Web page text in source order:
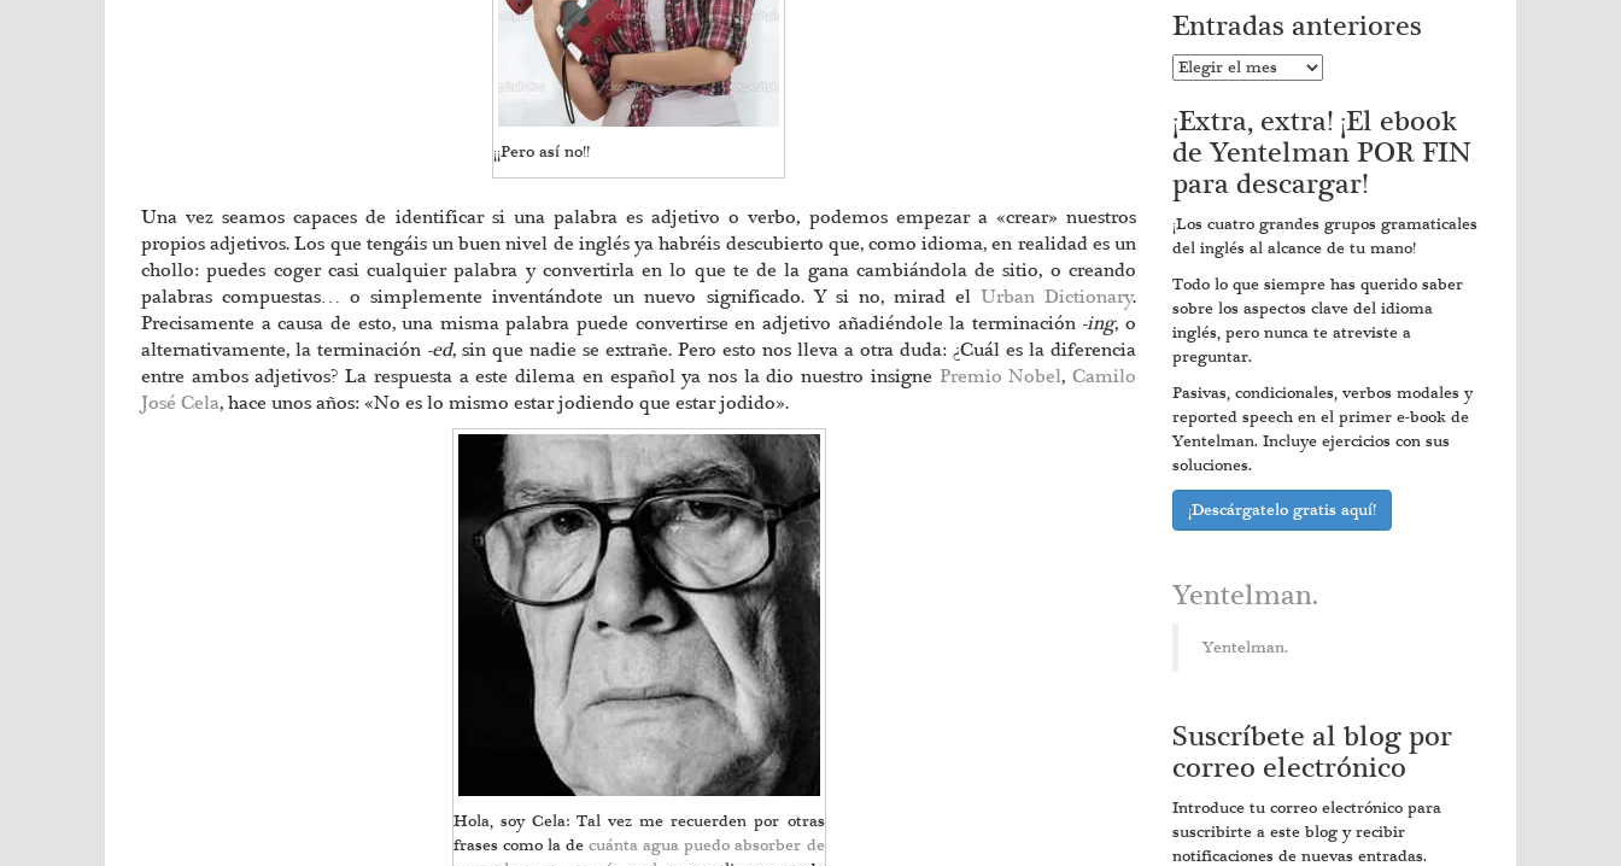
¡¡Pero así no!!
Una vez seamos capaces de identificar si una palabra es adjetivo o verbo, podemos empezar a «crear» nuestros
propios adjetivos. Los que tengáis un buen nivel de inglés ya habréis descubierto que, como idioma, en realidad es un
chollo: puedes coger casi cualquier palabra y convertirla en lo que te de la gana cambiándola de sitio, o creando
palabras compuestas… o simplemente inventándote un nuevo significado. Y si no, mirad el Urban Dictionary.
Precisamente a causa de esto, una misma palabra puede convertirse en adjetivo añadiéndole la terminación -ing, o
alternativamente, la terminación -ed, sin que nadie se extrañe. Pero esto nos lleva a otra duda: ¿Cuál es la diferencia
entre ambos adjetivos? La respuesta a este dilema en español ya nos la dio nuestro insigne Premio Nobel,Camilo
José Cela, hace unos años: «No es lo mismo estar jodiendo que estar jodido».
Hola, soy Cela: Tal vez me recuerden por otras
frases como la de cuánta agua puedo absorber de
Entradas anteriores
Entradas
¡Extra, extra! ¡El ebook
de Yentelman POR FIN
para descargar!
¡Los cuatro grandes grupos gramaticales
del inglés al alcance de tu mano!
Todo lo que siempre has querido saber
sobre los aspectos clave del idioma
inglés, pero nunca te atreviste a
preguntar.
Pasivas, condicionales, verbos modales y
reported speech en el primer e-book de
Yentelman. Incluye ejercicios con sus
soluciones.
¡Descárgatelo gratis aquí!
Yentelman.
Yentelman.
Suscríbete al blog por
correo electrónico
Introduce tu correo electrónico para
suscribirte a este blog y recibir
notificaciones de nuevas entradas.